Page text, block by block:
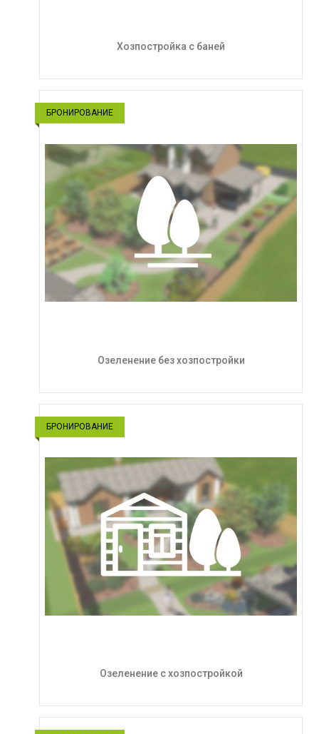
Хозпостройка с баней
БРОНИРОВАНИЕ
Озеленение без хозпостройки
БРОНИРОВАНИЕ
Озеленение с хозпостройкой